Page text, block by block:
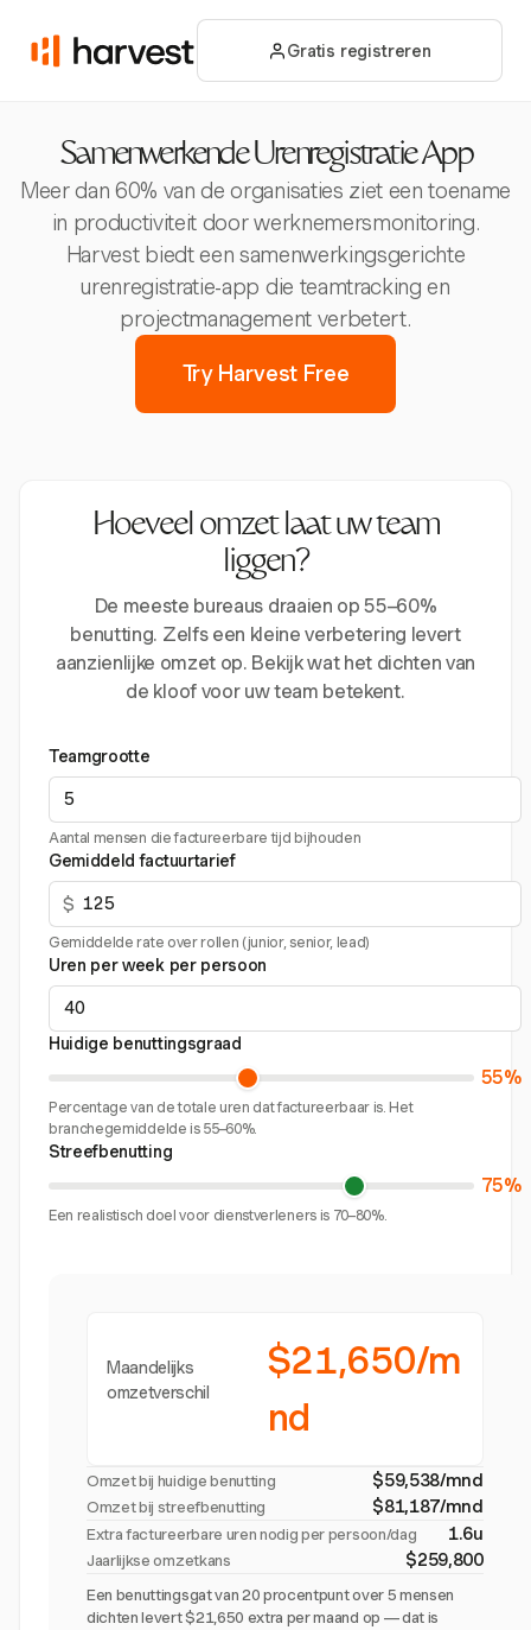
Gratis registreren
Samenwerkende Urenregistratie App
Meer dan 60% van de organisaties ziet een toename
in productiviteit door werknemersmonitoring.
Harvest biedt een samenwerkingsgerichte
urenregistratie-app die teamtracking en
projectmanagement verbetert.
Try Harvest Free
Hoeveel omzet laat uw team
liggen?
De meeste bureaus draaien op 55–60%
benutting. Zelfs een kleine verbetering levert
aanzienlijke omzet op. Bekijk wat het dichten van
de kloof voor uw team betekent.
Teamgrootte
Aantal mensen die factureerbare tijd bijhouden
Gemiddeld factuurtarief
$
Gemiddelde rate over rollen (junior, senior, lead)
Uren per week per persoon
Huidige benuttingsgraad
55%
Percentage van de totale uren dat factureerbaar is. Het
branchegemiddelde is 55–60%.
Streefbenutting
75%
Een realistisch doel voor dienstverleners is 70–80%.
Maandelijks
omzetverschil
$21,650/m
nd
Omzet bij huidige benutting $59,538/mnd
Omzet bij streefbenutting $81,187/mnd
Extra factureerbare uren nodig per persoon/dag 1.6u
Jaarlijkse omzetkans $259,800
Een benuttingsgat van 20 procentpunt over 5 mensen
dichten levert $21,650 extra per maand op — dat is